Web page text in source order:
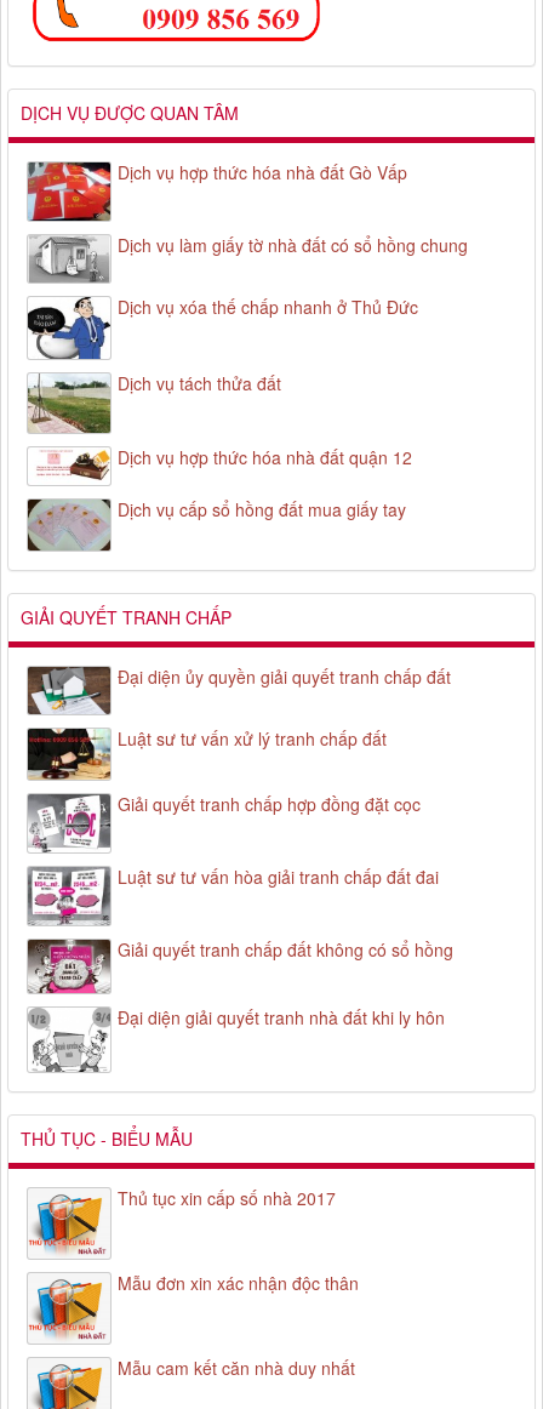
DỊCH VỤ ĐƯỢC QUAN TÂM
Dịch vụ hợp thức hóa nhà đất Gò Vấp
Dịch vụ làm giấy tờ nhà đất có sổ hồng chung
Dịch vụ xóa thế chấp nhanh ở Thủ Đức
Dịch vụ tách thửa đất
Dịch vụ hợp thức hóa nhà đất quận 12
Dịch vụ cấp sổ hồng đất mua giấy tay
GIẢI QUYẾT TRANH CHẤP
Đại diện ủy quyền giải quyết tranh chấp đất
Luật sư tư vấn xử lý tranh chấp đất
Giải quyết tranh chấp hợp đồng đặt cọc
Luật sư tư vấn hòa giải tranh chấp đất đai
Giải quyết tranh chấp đất không có sổ hồng
Đại diện giải quyết tranh nhà đất khi ly hôn
THỦ TỤC - BIỂU MẪU
Thủ tục xin cấp số nhà 2017
Mẫu đơn xin xác nhận độc thân
Mẫu cam kết căn nhà duy nhất